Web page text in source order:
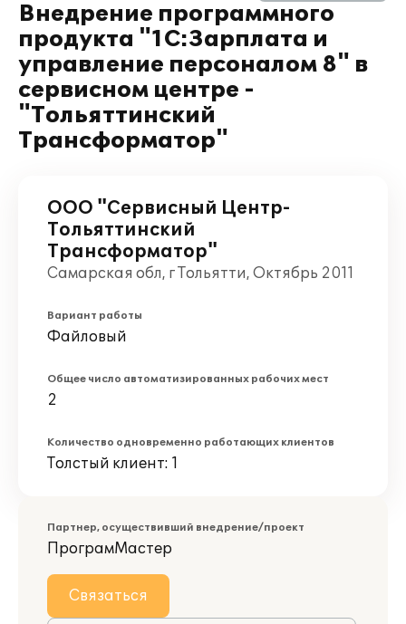
Внедрение программного
продукта "1С:Зарплата и
управление персоналом 8" в
сервисном центре -
"Тольяттинский
Трансформатор"
ООО "Сервисный Центр-
Тольяттинский
Трансформатор"
Самарская обл, г Тольятти, Октябрь 2011
Вариант работы
Файловый
Общее число автоматизированных рабочих мест
2
Количество одновременно работающих клиентов
Толстый клиент: 1
Партнер, осуществивший внедрение/проект
ПрограмМастер
Связаться